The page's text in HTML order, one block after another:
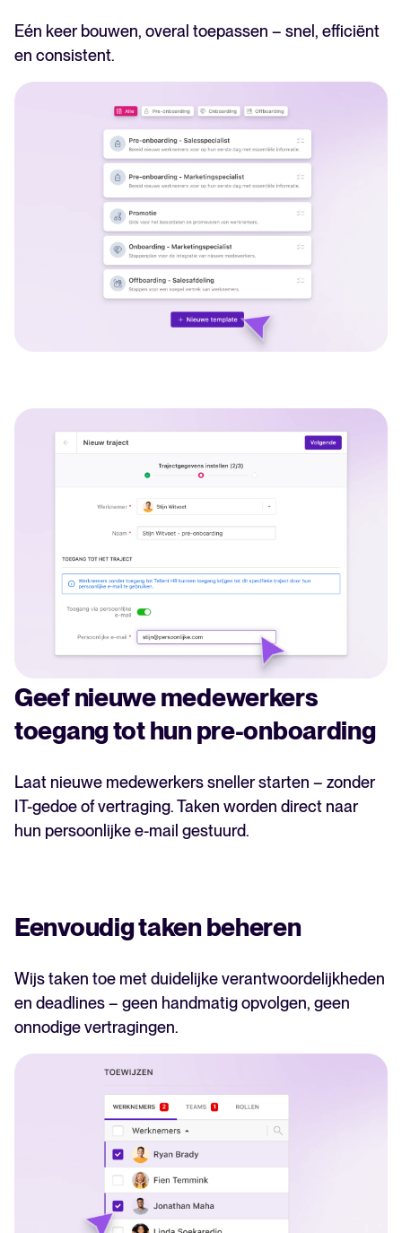
Eén keer bouwen, overal toepassen – snel, efficiënt
en consistent.
Geef nieuwe medewerkers
toegang tot hun pre-onboarding
Laat nieuwe medewerkers sneller starten – zonder
IT-gedoe of vertraging. Taken worden direct naar
hun persoonlijke e-mail gestuurd.
Eenvoudig taken beheren
Wijs taken toe met duidelijke verantwoordelijkheden
en deadlines – geen handmatig opvolgen, geen
onnodige vertragingen.